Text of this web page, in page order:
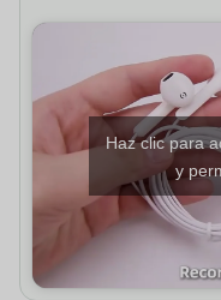
Haz clic para
y